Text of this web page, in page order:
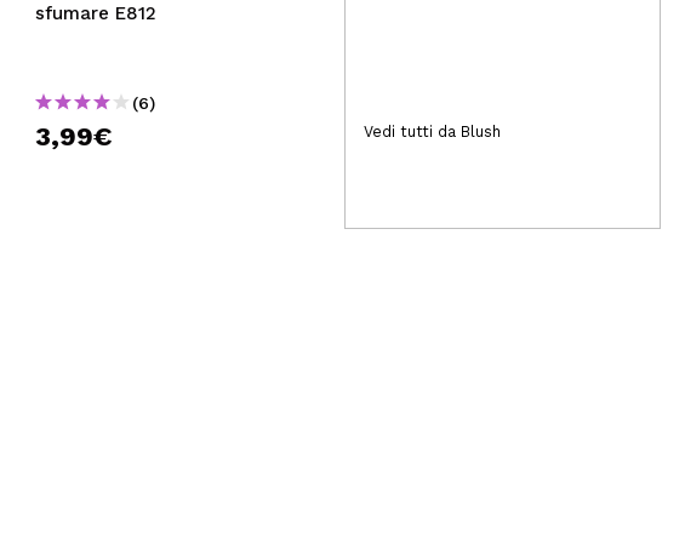
sfumare E812
(6)
3,99€ 55,00€
Vedi tutti da Blush